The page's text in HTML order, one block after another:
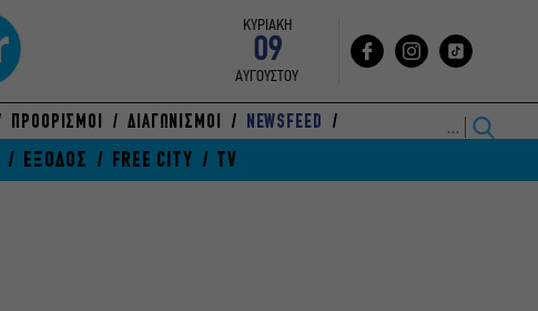
ΚΥΡΙΑΚΗ
09
ΑΥΓΟΥΣΤΟΥ
ΠΡΟΟΡΙΣΜΟΙ ΔΙΑΓΩΝΙΣΜΟΙ NEWSFEED
ΕΞΟΔΟΣ FREE CITY TV